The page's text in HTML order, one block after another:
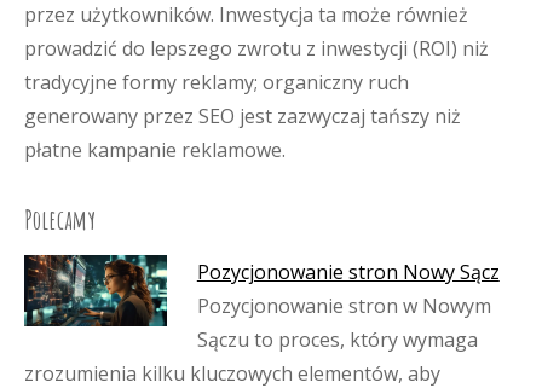
przez użytkowników. Inwestycja ta może również
prowadzić do lepszego zwrotu z inwestycji (ROI) niż
tradycyjne formy reklamy; organiczny ruch
generowany przez SEO jest zazwyczaj tańszy niż
płatne kampanie reklamowe.
Polecamy
Pozycjonowanie stron Nowy Sącz
Pozycjonowanie stron w Nowym
Sączu to proces, który wymaga
zrozumienia kilku kluczowych elementów, aby